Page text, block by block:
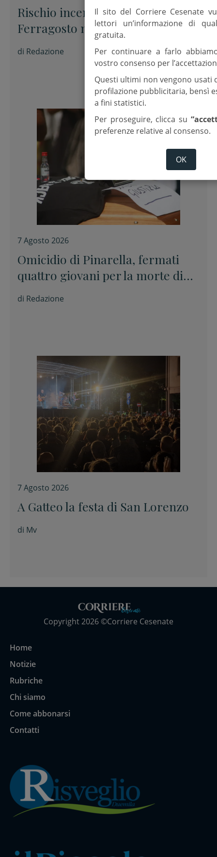
Rischio incendi, no al barbecue di
Ferragosto nel parco
di Redazione
7 Agosto 2026
Omicidio di Pinarella, fermati
quattro giovani per la morte di
Nicola Musiani
di Redazione
7 Agosto 2026
A Gatteo la festa di San Lorenzo
di Mv
Copyright 2026 ©Corriere Cesenate
Home
Notizie
Rubriche
Chi siamo
Come abbonarsi
Contatti
Il sito del Corriere Cesenate
lettori un’informazione di
gratuita.
Per continuare a farlo
vostro consenso per
Questi ultimi non vengono usati
profilazione pubblicitaria, bensì
a fini statistici.
Per proseguire, clicca su
preferenze relative al consenso.
OK